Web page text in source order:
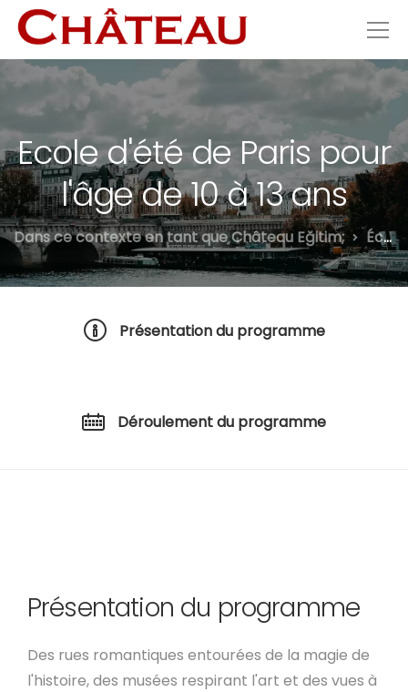
Ecole d'été de Paris pour
l'âge de 10 à 13 ans
Dans ce contexte en tant que Château Eğitim; Écoles d'été ChâteauPARIS
Présentation du programme
Déroulement du programme
Présentation du programme
Des rues romantiques entourées de la magie de
l'histoire, des musées respirant l'art et des vues à